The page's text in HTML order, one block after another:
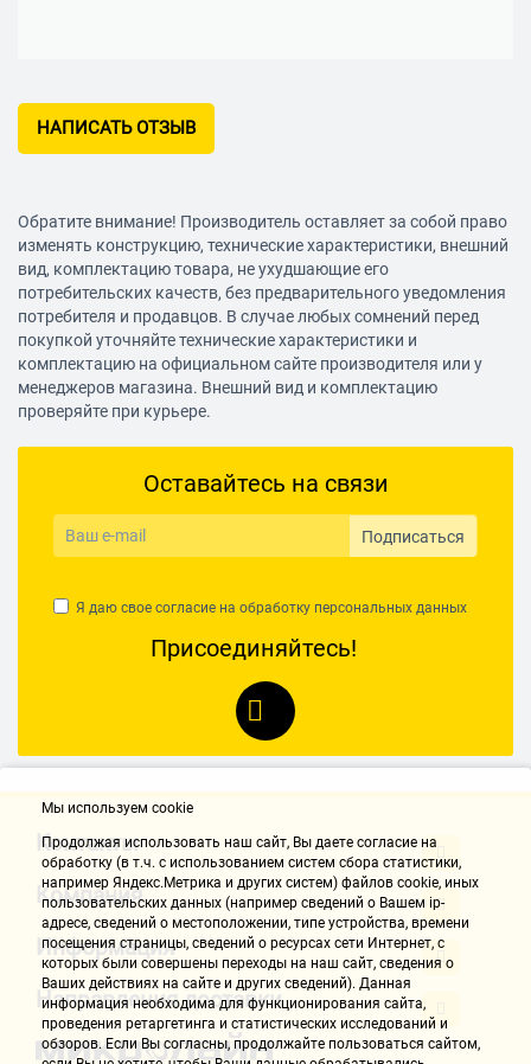
НАПИСАТЬ ОТЗЫВ
Обратите внимание! Производитель оставляет за собой право
изменять конструкцию, технические характеристики, внешний
вид, комплектацию товара, не ухудшающие его
потребительских качеств, без предварительного уведомления
потребителя и продавцов. В случае любых сомнений перед
покупкой уточняйте технические характеристики и
комплектацию на официальном сайте производителя или у
менеджеров магазина. Внешний вид и комплектацию
проверяйте при курьере.
Оставайтесь на связи
Подписаться
Я даю свое согласие на обработку персональных данных
Присоединяйтесь!
Контакты
Компания
Информация
Направления доставки
Мы используем cookie
Продолжая использовать наш cайт, Вы даете согласие на
обработку (в т.ч. с использованием систем сбора статистики,
например Яндекс.Метрика и других систем) файлов cookie, иных
пользовательских данных (например сведений о Вашем ip-
адресе, сведений о местоположении, типе устройства, времени
посещения страницы, сведений о ресурсах сети Интернет, с
которых были совершены переходы на наш сайт, сведения о
Ваших действиях на сайте и других сведений). Данная
информация необходима для функционирования сайта,
проведения ретаргетинга и статистических исследований и
обзоров. Если Вы согласны, продолжайте пользоваться сайтом,